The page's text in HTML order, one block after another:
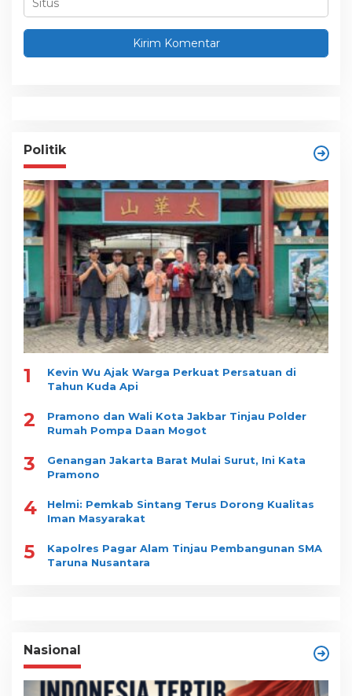
Politik
1
Kevin Wu Ajak Warga Perkuat Persatuan di
Tahun Kuda Api
2
Pramono dan Wali Kota Jakbar Tinjau Polder
Rumah Pompa Daan Mogot
3
Genangan Jakarta Barat Mulai Surut, Ini Kata
Pramono
4
Helmi: Pemkab Sintang Terus Dorong Kualitas
Iman Masyarakat
5
Kapolres Pagar Alam Tinjau Pembangunan SMA
Taruna Nusantara
Nasional